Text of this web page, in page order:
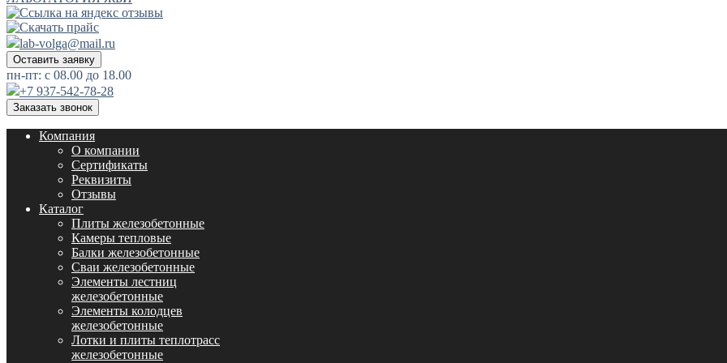
lab-volga@mail.ru
Оставить заявку
пн-пт: с 08.00 до 18.00
+7 937-542-78-28
Заказать звонок
Компания
О компании
Сертификаты
Реквизиты
Отзывы
Каталог
Плиты железобетонные
Камеры тепловые
Балки железобетонные
Сваи железобетонные
Элементы лестниц
железобетонные
Элементы колодцев
железобетонные
Лотки и плиты теплотрасс
железобетонные